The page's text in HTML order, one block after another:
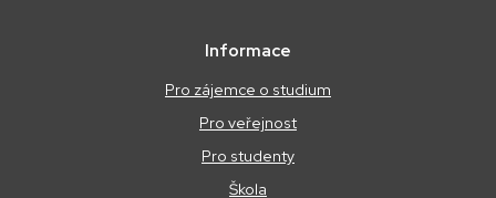
Informace
Pro zájemce o studium
Pro veřejnost
Pro studenty
Škola